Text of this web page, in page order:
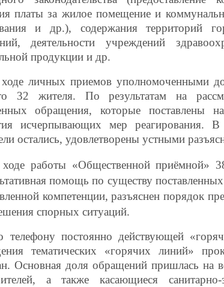
платы за жилое помещение и
и др.), содержания территорий
деятельности учреждений
продукции и др.
личных приемов уполномоченными
32 жителя. По результатам на
обращения,которые поставлены
исчерпывающих мер реагирования. В
остались, удовлетворены устными
работы «Общественной приёмной»
помощь по существу
компетенции, разъяснен порядок
спорных ситуаций.
телефону постоянно действующей
тематических «горячих линий»
Основная доля обращений пришлась на
а также касающиеся санитарно-